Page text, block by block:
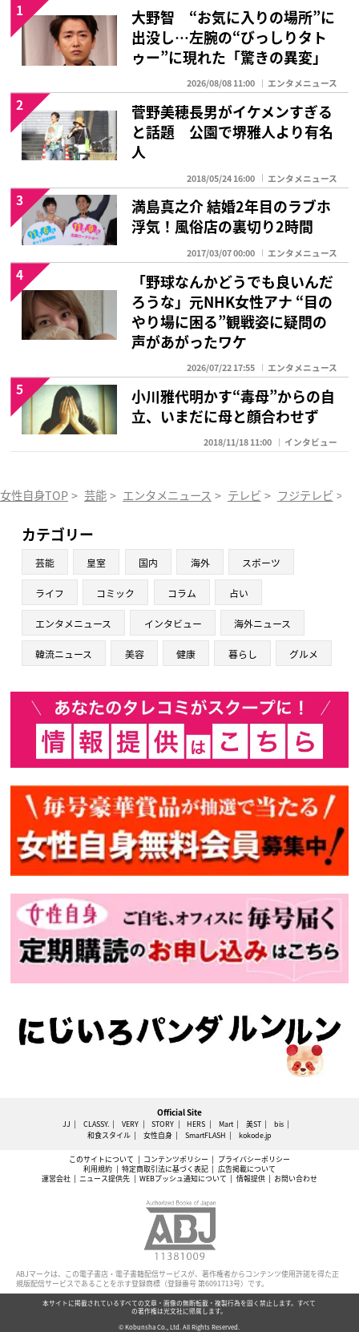
大野智 “お気に入りの場所”に
出没し…左腕の“びっしりタト
ゥー”に現れた「驚きの異変」
2026/08/08 11:00 エンタメニュース
1
菅野美穂長男がイケメンすぎる
と話題 公園で堺雅人より有名
人
2018/05/24 16:00 エンタメニュース
2
満島真之介 結婚2年目のラブホ
浮気！風俗店の裏切り2時間
2017/03/07 00:00 エンタメニュース
3
「野球なんかどうでも良いんだ
ろうな」元NHK女性アナ “目の
やり場に困る”観戦姿に疑問の
声があがったワケ
2026/07/22 17:55 エンタメニュース
4
小川雅代明かす“毒母”からの自
立、いまだに母と顔合わせず
2018/11/18 11:00 インタビュー
5
女性自身TOP > 芸能 > エンタメニュース > テレビ > フジテレビ >
カテゴリー
芸能 皇室 国内 海外 スポーツ
ライフ コミック コラム 占い
エンタメニュース インタビュー 海外ニュース
韓流ニュース 美容 健康 暮らし グルメ
Official Site
JJ CLASSY. VERY STORY HERS Mart 美ST
bis
和食スタイル
女性自身 SmartFLASH kokode.jp
このサイトについて コンテンツポリシー
プライバシーポリシー
利用規約
特定商取引法に基づく表記
広告掲載について
運営会社
ニュース提供先 WEBプッシュ通知について 情報提供 お問い合わせ
ABJマークは、この電子書店・電子書籍配信サービスが、著作権者からコンテンツ使用許諾を得た正
規版配信サービスであることを示す登録商標（登録番号 第6091713号）です。
本サイトに掲載されているすべての文章・画像の無断転載・複製行為を固く禁止します。すべて
の著作権は光文社に帰属します。
© Kobunsha Co., Ltd. All Rights Reserved.